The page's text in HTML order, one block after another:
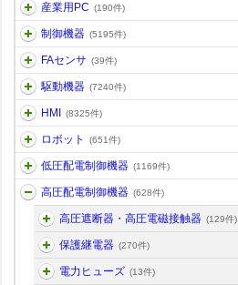
産業用PC (190件)
制御機器 (5195件)
FAセンサ (39件)
駆動機器 (7240件)
HMI (8325件)
ロボット (651件)
低圧配電制御機器 (1169件)
高圧配電制御機器 (628件)
高圧遮断器・高圧電磁接触器 (129件)
保護継電器 (270件)
電力ヒューズ (13件)